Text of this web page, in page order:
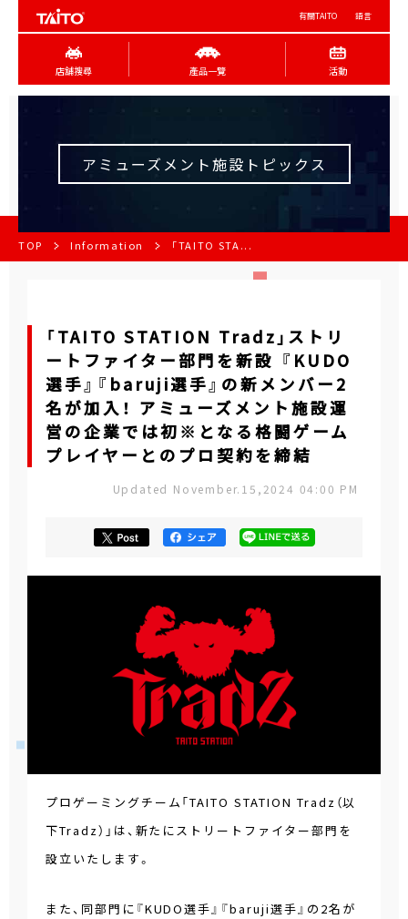
有關TAITO 語言
店舖搜尋 產品一覽 活動
アミューズメント施設トピックス
TOP Information 「TAITO STA...
「TAITO STATION Tradz」ストリ
ートファイター部門を新設 『KUDO
選手』『baruji選手』の新メンバー2
名が加入！ アミューズメント施設運
営の企業では初※となる格闘ゲーム
プレイヤーとのプロ契約を締結
Updated November.15,2024 04:00 PM
プロゲーミングチーム「TAITO STATION Tradz（以
下Tradz）」は、新たにストリートファイター部門を
設立いたします。
また、同部門に『KUDO選手』『baruji選手』の2名が